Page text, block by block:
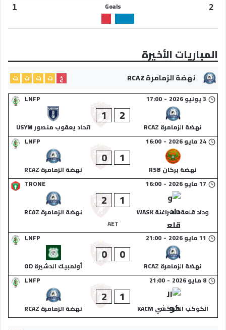
2
Goals
1
المباريات الأخيرة
نهضة الزمامرة RCAZ خ ت ت ت
ت
LNFP
3 يونيو 2026 -
17:00
نهضة الزمامرة RCAZ
2
1
اتحاد يعقوب منصور USYM
LNFP
24 مايو 2026 -
16:00
نهضة بركان RSB
1
0
نهضة الزمامرة RCAZ
TRONE
17 مايو 2026 -
16:00
وداد قلعة السراغنة WASK
1
2
نهضة الزمامرة RCAZ
AET
LNFP
11 مايو 2026 -
21:00
نهضة الزمامرة RCAZ
0
0
أولمبيك الدشيرة OD
LNFP
8 مايو 2026 -
21:00
الكوكب المراكشي KACM
1
2
نهضة الزمامرة RCAZ